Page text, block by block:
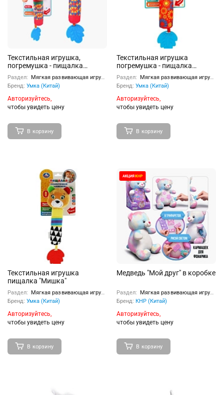
Текстильная игрушка,
погремушка - пищалка
"Собачка"
Раздел:
Мягкая развивающая игрушка
Бренд: Умка (Китай)
Авторизуйтесь,
чтобы увидеть цену
В корзину
Текстильная игрушка
погремушка - пищалка
мякиши
Раздел:
Мягкая развивающая игрушка
Бренд: Умка (Китай)
Авторизуйтесь,
чтобы увидеть цену
В корзину
Текстильная игрушка
пищалка "Мишка"
Раздел:
Мягкая развивающая игрушка
Бренд: Умка (Китай)
Авторизуйтесь,
чтобы увидеть цену
В корзину
Медведь "Мой друг" в коробке
Раздел:
Мягкая развивающая игрушка
Бренд: КНР (Китай)
Авторизуйтесь,
чтобы увидеть цену
В корзину